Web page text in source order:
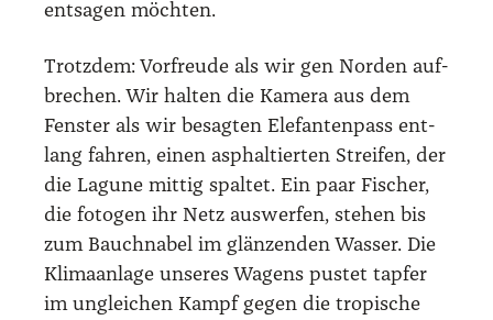
ent­sa­gen möch­ten.
Trotz­dem: Vor­freu­de als wir gen Nor­den auf­
bre­chen. Wir hal­ten die Kame­ra aus dem
Fens­ter als wir besag­ten Ele­fan­ten­pass ent­
lang fah­ren, einen asphal­tier­ten Strei­fen, der
die Lagu­ne mit­tig spal­tet. Ein paar Fischer,
die foto­gen ihr Netz aus­wer­fen, ste­hen bis
zum Bauch­na­bel im glän­zen­den Was­ser. Die
Kli­ma­an­la­ge unse­res Wagens pus­tet tap­fer
im unglei­chen Kampf gegen die tro­pi­sche